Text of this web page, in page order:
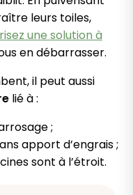
leurs toiles,
une solution à
en débarrasser.
il peut aussi
lié à :
;
apport d’engrais ;
sont à l’étroit.